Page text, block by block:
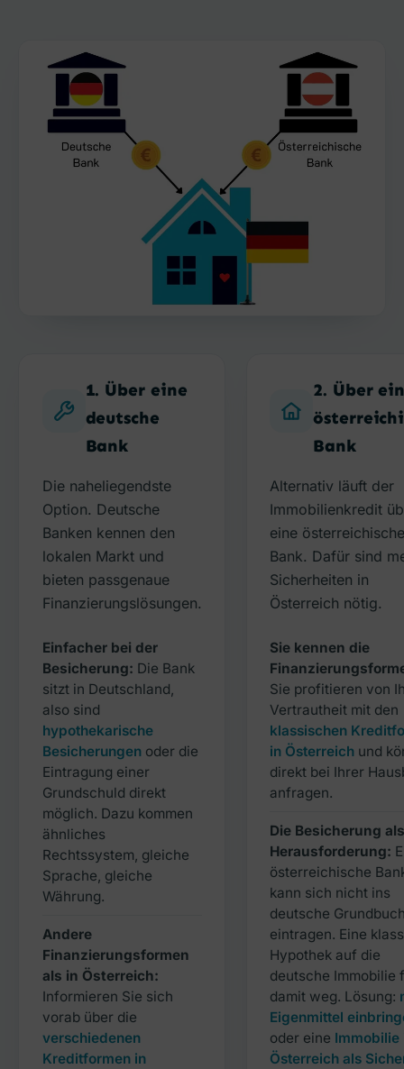
1. Über eine
deutsche
Bank
Die naheliegendste
Option. Deutsche
Banken kennen den
lokalen Markt und
bieten passgenaue
Finanzierungslösungen.
Einfacher bei der
Besicherung: Die Bank
sitzt in Deutschland,
also sind
hypothekarische
Besicherungenoder die
Eintragung einer
Grundschuld direkt
möglich. Dazu kommen
ähnliches
Rechtssystem, gleiche
Sprache, gleiche
Währung.
Andere
Finanzierungsformen
als in Österreich:
Informieren Sie sich
vorab über die
verschiedenen
Kreditformen in
2. Über
Bank
Alternativ läuft der
Immobilienkredit
eine
Bank. Dafür sind
Sicherheiten in
Österreich nötig.
Sie kennen die
Sie profitieren von
Vertrautheit mit den
klassischen
in Österreich und
direkt bei Ihrer
anfragen.
Die Besicherung
Herausforderung:
österreichische
kann sich nicht ins
deutsche
eintragen. Eine
Hypothek auf die
deutsche Immobilie
damit weg. Lösung:
Eigenmittel
oder eine Immobilie
Österreich als